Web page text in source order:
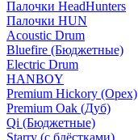
Палочки HeadHunters
Палочки HUN
Acoustic Drum
Bluefire (Бюджетные)
Electric Drum
HANBOY
Premium Hickory (Орех)
Premium Oak (Дуб)
Qi (Бюджетные)
Starry (с блёстками)